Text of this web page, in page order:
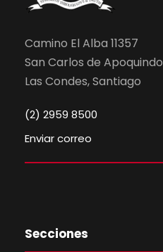
Camino El Alba 11357
San Carlos de Apoquindo
Las Condes, Santiago
(2) 2959 8500
Enviar correo
Secciones